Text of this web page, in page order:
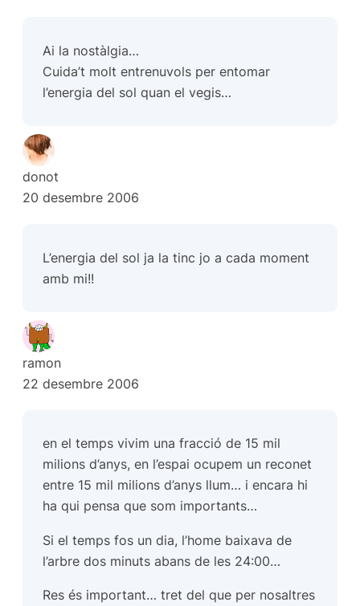
Ai la nostàlgia…
Cuida’t molt entrenuvols per entomar
l’energia del sol quan el vegis…
donot
20 desembre 2006
L’energia del sol ja la tinc jo a cada moment
amb mi!!
ramon
22 desembre 2006
en el temps vivim una fracció de 15 mil
milions d’anys, en l’espai ocupem un reconet
entre 15 mil milions d’anys llum… i encara hi
ha qui pensa que som importants…
Si el temps fos un dia, l’home baixava de
l’arbre dos minuts abans de les 24:00…
Res és important… tret del que per nosaltres